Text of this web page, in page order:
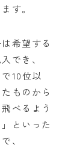
す。
希望する
でき、
で10位以
ものから
べるよう
といった
、